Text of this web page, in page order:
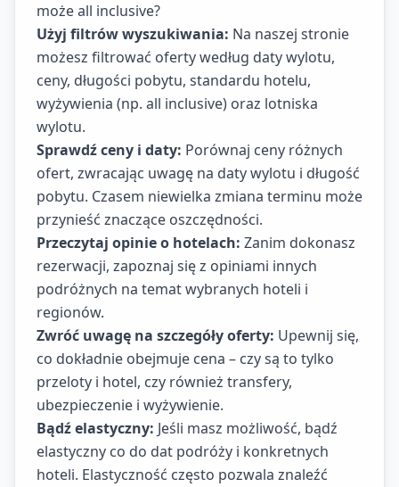
może all inclusive?
Użyj filtrów wyszukiwania: Na naszej stronie
możesz filtrować oferty według daty wylotu,
ceny, długości pobytu, standardu hotelu,
wyżywienia (np. all inclusive) oraz lotniska
wylotu.
Sprawdź ceny i daty: Porównaj ceny różnych
ofert, zwracając uwagę na daty wylotu i długość
pobytu. Czasem niewielka zmiana terminu może
przynieść znaczące oszczędności.
Przeczytaj opinie o hotelach: Zanim dokonasz
rezerwacji, zapoznaj się z opiniami innych
podróżnych na temat wybranych hoteli i
regionów.
Zwróć uwagę na szczegóły oferty: Upewnij się,
co dokładnie obejmuje cena – czy są to tylko
przeloty i hotel, czy również transfery,
ubezpieczenie i wyżywienie.
Bądź elastyczny: Jeśli masz możliwość, bądź
elastyczny co do dat podróży i konkretnych
hoteli. Elastyczność często pozwala znaleźć